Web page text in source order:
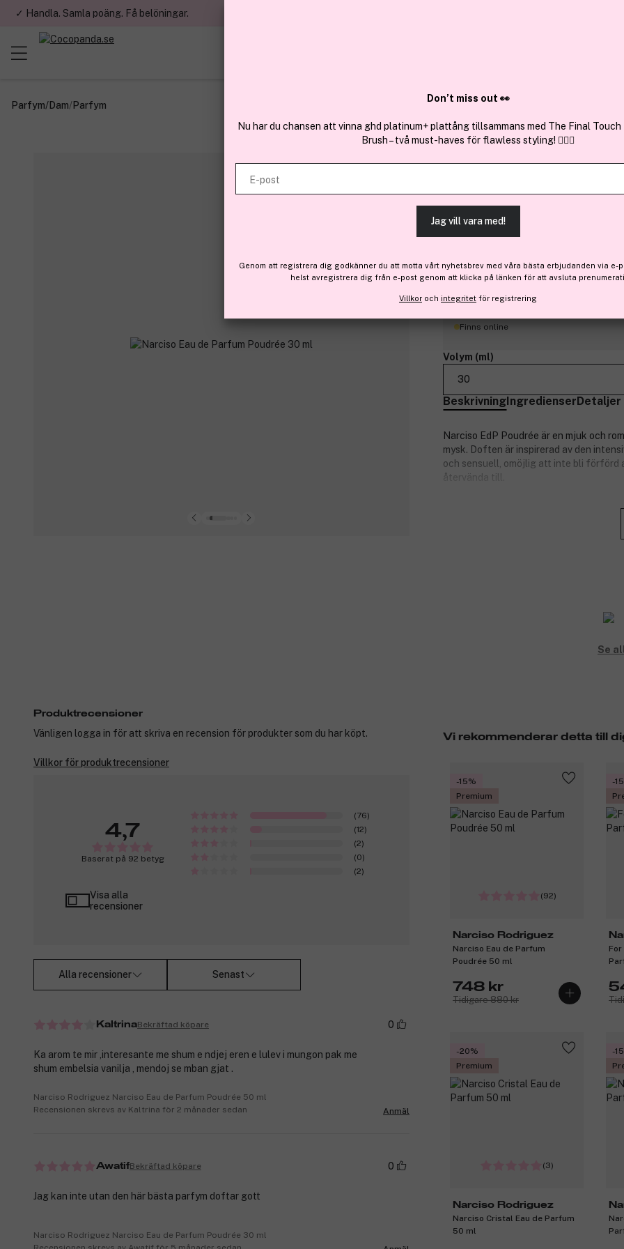
✓ Handla. Samla poäng. Få belöningar.
✓ Över 1,5
Parfym/Dam/Parfym
Narciso Eau de Parfum
576 kr
Finns online
Volym (ml)
30
BeskrivningIngredienserDetaljer
Narciso EdP Poudrée är en mjuk och
mysk. Doften är inspirerad av den
och sensuell, omöjlig att inte bli förförd
återvända till.
Toppnoter: bulgarisk ros, jasmin,
New York-baserad amerikansk
mycket personligt uttryck där
Se
Vi rekommenderar detta till
-15%
Premium
(92)
Narciso Rodriguez
Narciso Eau de Parfum
Poudrée 50 ml
748 kr
Tidigare 880 kr
-
-20%
Premium
(3)
Narciso Rodriguez
Narciso Cristal Eau de Parfum
50 ml
-
Produktrecensioner
Vänligen logga in för att skriva en recension för produkter som du har köpt.
Villkor för produktrecensioner
4,7
Baserat på 92 betyg
(76)
(12)
(2)
(0)
(2)
Visa alla
recensioner
Alla recensioner Senast
KaltrinaBekräftad köpare 0
Ka arom te mir ,interesante me shum e ndjej eren e lulev i mungon pak me
shum embelsia vanilja , mendoj se mban gjat .
Narciso Rodriguez Narciso Eau de Parfum Poudrée 50 ml
Recensionen skrevs av Kaltrina för 2 månader sedan
Anmäl
AwatifBekräftad köpare 0
Jag kan inte utan den här bästa parfym doftar gott
Narciso Rodriguez Narciso Eau de Parfum Poudrée 30 ml
Don’t miss out 👀
Nu har du chansen att vinna ghd platinum+ plattång tillsammans med The Final
Brush – två must-haves för flawless styling! 💇‍♀️✨
E-post
Jag vill vara med!
Genom att registrera dig godkänner du att motta vårt nyhetsbrev med våra bästa erbjudanden via e-
helst avregistrera dig från e-post genom att klicka på länken för att avsluta
Villkor och integritet för registrering